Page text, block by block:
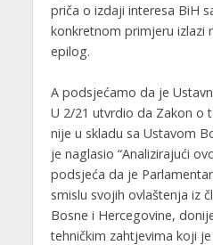
priča o izdaji interesa BiH
konkretnom primjeru izlazi
epilog.
A podsjećamo da je
U 2/21 utvrdio da Zakon o
nije u skladu sa Ustavom
je naglasio “Analizirajući
podsjeća da je
smislu svojih ovlaštenja iz
Bosne i Hercegovine,
tehničkim zahtjevima koji